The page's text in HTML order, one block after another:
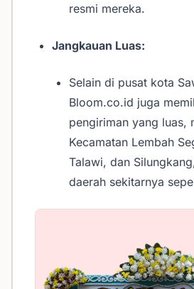
resmi mereka.
Jangkauan Luas:
Selain di pusat kota
Bloom.co.id juga
pengiriman yang luas,
Kecamatan Lembah
Talawi, dan
daerah sekitarnya